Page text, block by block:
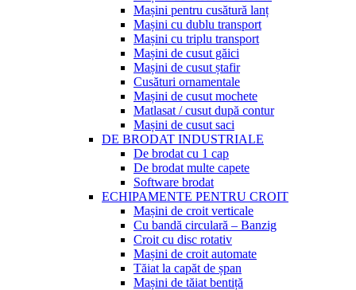
Mașini pentru cusătură lanț
Mașini cu dublu transport
Mașini cu triplu transport
Mașini de cusut găici
Mașini de cusut ștafir
Cusături ornamentale
Mașini de cusut mochete
Matlasat / cusut după contur
Mașini de cusut saci
DE BRODAT INDUSTRIALE
De brodat cu 1 cap
De brodat multe capete
Software brodat
ECHIPAMENTE PENTRU CROIT
Mașini de croit verticale
Cu bandă circulară – Banzig
Croit cu disc rotativ
Mașini de croit automate
Tăiat la capăt de șpan
Mașini de tăiat bentiță